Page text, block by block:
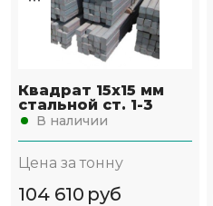
Квадрат 15х15 мм
стальной ст. 1-3
В наличии
Цена за тонну
104 610 руб